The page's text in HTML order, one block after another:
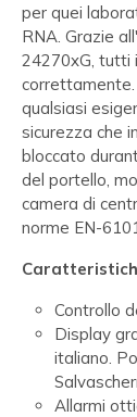
per quei
RNA. Grazie
24270xG, tutti
qualsiasi
sicurezza che
bloccato
del portello,
camera di
norme EN-
Controllo
Display
italiano.
Allarmi